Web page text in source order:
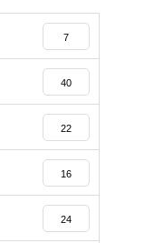
7
40
22
16
24